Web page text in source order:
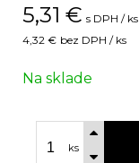
5,31 € s DPH / ks
4,32 € bez DPH / ks
Na sklade
ks